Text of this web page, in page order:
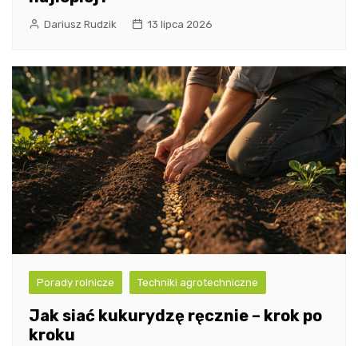
Dariusz Rudzik 13 lipca 2026
Porady rolnicze Techniki agrotechniczne
Jak siać kukurydzę ręcznie – krok po
kroku